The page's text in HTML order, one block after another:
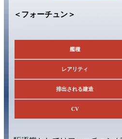
＜フォーチュン＞
艦種
レアリティ
排出される建造
CV